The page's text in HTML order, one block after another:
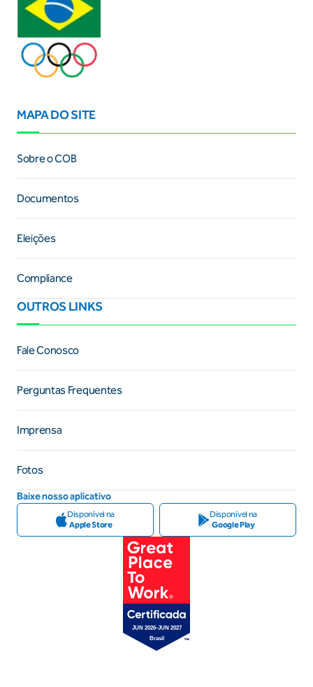
MAPA DO SITE
Sobre o COB
Documentos
Eleições
Compliance
OUTROS LINKS
Fale Conosco
Perguntas Frequentes
Imprensa
Fotos
Baixe nosso aplicativo
Disponível na
Apple Store
Disponível na
Google Play